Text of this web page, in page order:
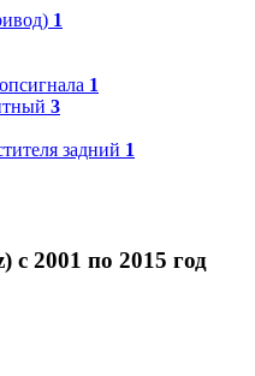
1
1
3
задний 1
с 2001 по 2015 год